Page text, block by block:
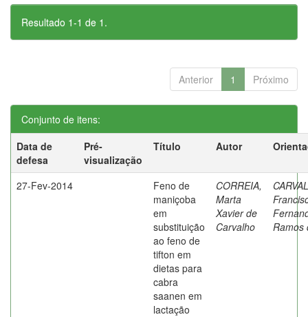
Resultado 1-1 de 1.
Anterior 1 Próximo
Conjunto de itens:
Data de
defesa
Pré-
visualização
Título Autor
27-Fev-2014
Feno de
maniçoba
em
substituição
ao feno de
tifton em
dietas para
cabra
saanen em
lactação
CORREIA,
Marta
Xavier de
Carvalho
Ramos